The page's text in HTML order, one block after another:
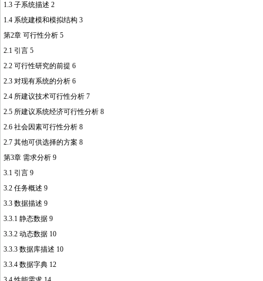
1.3 子系统描述 2
1.4 系统建模和模拟结构 3
第2章 可行性分析 5
2.1 引言 5
2.2 可行性研究的前提 6
2.3 对现有系统的分析 6
2.4 所建议技术可行性分析 7
2.5 所建议系统经济可行性分析 8
2.6 社会因素可行性分析 8
2.7 其他可供选择的方案 8
第3章 需求分析 9
3.1 引言 9
3.2 任务概述 9
3.3 数据描述 9
3.3.1 静态数据 9
3.3.2 动态数据 10
3.3.3 数据库描述 10
3.3.4 数据字典 12